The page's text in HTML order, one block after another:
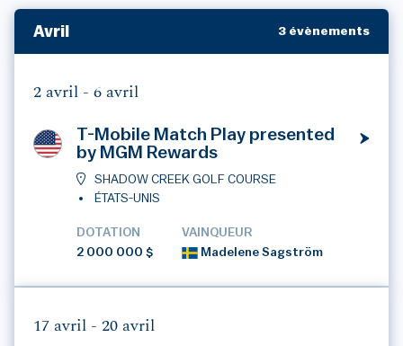
Avril 3 évènements
2 avril - 6 avril
T-Mobile Match Play presented
by MGM Rewards
SHADOW CREEK GOLF COURSE
ÉTATS-UNIS
DOTATION
2 000 000 $
VAINQUEUR
Madelene Sagström
17 avril - 20 avril